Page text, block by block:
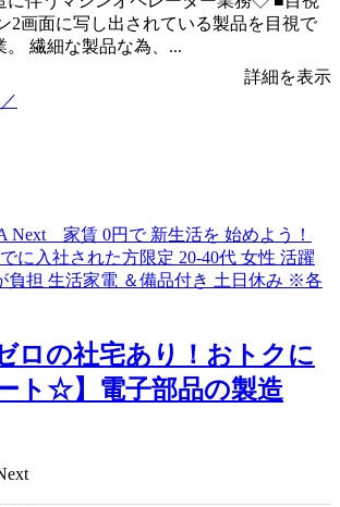
2画面に写し出されている製品を目視で
。 繊細な製品な為、...
詳細を表示
ロの社宅あり！おトクに
ト☆】電子部品の製造